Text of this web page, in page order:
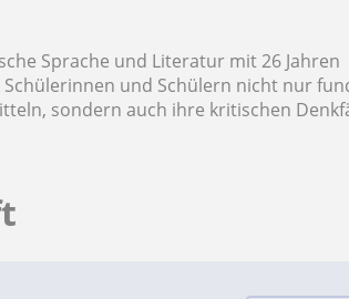
Sprache und Literatur mit 26 Jahren
und Schülern nicht nur
sondern auch ihre kritischen